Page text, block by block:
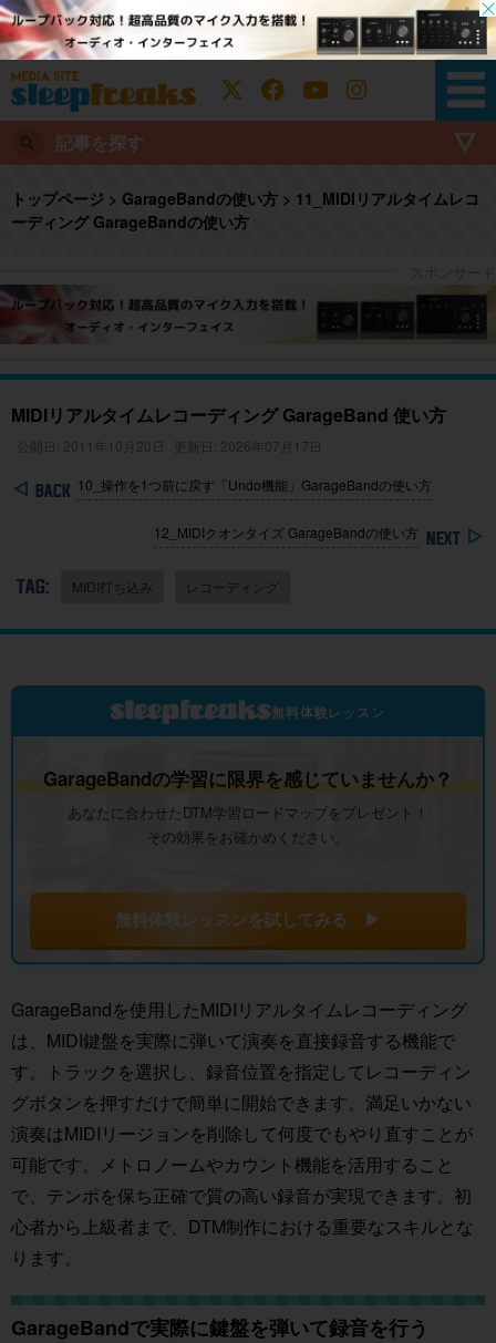
記事を探す
トップページ > GarageBandの使い方 > 11_MIDIリアルタイムレコ
ーディング GarageBandの使い方
MIDIリアルタイムレコーディング GarageBand 使い方
公開日: 2011年10月20日 更新日: 2026年07月17日
10_操作を1つ前に戻す「Undo機能」GarageBandの使い方
12_MIDIクオンタイズ GarageBandの使い方
TAG: MIDI打ち込み レコーディング
無料体験レッスン
GarageBandの学習に限界を感じていませんか？
あなたに合わせたDTM学習ロードマップをプレゼント！
その効果をお確かめください。
無料体験レッスンを試してみる ▶
GarageBandを使用したMIDIリアルタイムレコーディング
は、MIDI鍵盤を実際に弾いて演奏を直接録音する機能で
す。トラックを選択し、録音位置を指定してレコーディン
グボタンを押すだけで簡単に開始できます。満足いかない
演奏はMIDIリージョンを削除して何度でもやり直すことが
可能です。メトロノームやカウント機能を活用すること
で、テンポを保ち正確で質の高い録音が実現できます。初
心者から上級者まで、DTM制作における重要なスキルとな
ります。
GarageBandで実際に鍵盤を弾いて録音を行う